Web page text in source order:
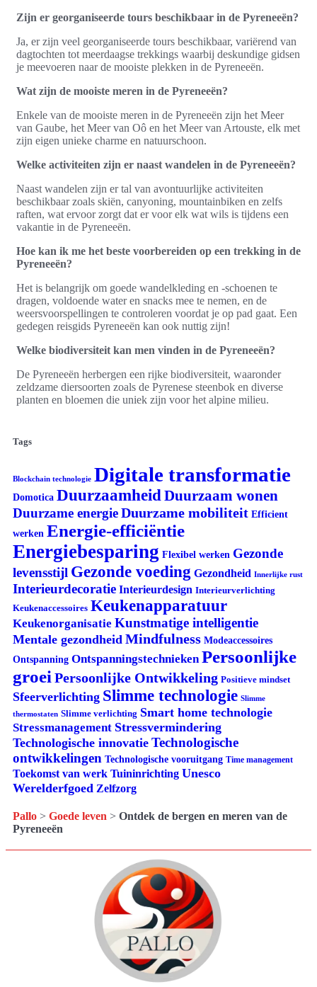
Zijn er georganiseerde tours beschikbaar in de Pyreneeën?
Ja, er zijn veel georganiseerde tours beschikbaar, variërend van
dagtochten tot meerdaagse trekkings waarbij deskundige gidsen
je meevoeren naar de mooiste plekken in de Pyreneeën.
Wat zijn de mooiste meren in de Pyreneeën?
Enkele van de mooiste meren in de Pyreneeën zijn het Meer
van Gaube, het Meer van Oô en het Meer van Artouste, elk met
zijn eigen unieke charme en natuurschoon.
Welke activiteiten zijn er naast wandelen in de Pyreneeën?
Naast wandelen zijn er tal van avontuurlijke activiteiten
beschikbaar zoals skiën, canyoning, mountainbiken en zelfs
raften, wat ervoor zorgt dat er voor elk wat wils is tijdens een
vakantie in de Pyreneeën.
Hoe kan ik me het beste voorbereiden op een trekking in de
Pyreneeën?
Het is belangrijk om goede wandelkleding en -schoenen te
dragen, voldoende water en snacks mee te nemen, en de
weersvoorspellingen te controleren voordat je op pad gaat. Een
gedegen reisgids Pyreneeën kan ook nuttig zijn!
Welke biodiversiteit kan men vinden in de Pyreneeën?
De Pyreneeën herbergen een rijke biodiversiteit, waaronder
zeldzame diersoorten zoals de Pyrenese steenbok en diverse
planten en bloemen die uniek zijn voor het alpine milieu.
Tags
Blockchain technologie Digitale transformatie
Domotica Duurzaamheid Duurzaam wonen
Duurzame energieDuurzame mobiliteit Efficient
werken Energie-efficiëntie
Energiebesparing Flexibel werken Gezonde
levensstijl Gezonde voeding Gezondheid Innerlijke rust
Interieurdecoratie Interieurdesign Interieurverlichting
Keukenaccessoires Keukenapparatuur
Keukenorganisatie Kunstmatige intelligentie
Mentale gezondheid Mindfulness Modeaccessoires
Ontspanning Ontspanningstechnieken Persoonlijke
groei Persoonlijke Ontwikkeling Positieve mindset
Sfeerverlichting Slimme technologie Slimme
thermostaten Slimme verlichting Smart home technologie
Stressmanagement Stressvermindering
Technologische innovatie Technologische
ontwikkelingen Technologische vooruitgang Time management
Toekomst van werk Tuininrichting Unesco
Werelderfgoed Zelfzorg
Pallo > Goede leven > Ontdek de bergen en meren van de
Pyreneeën